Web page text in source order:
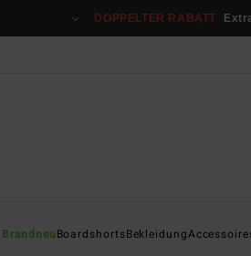
DOPPELTER RABATT
BrandneuBoardshortsBekleidung